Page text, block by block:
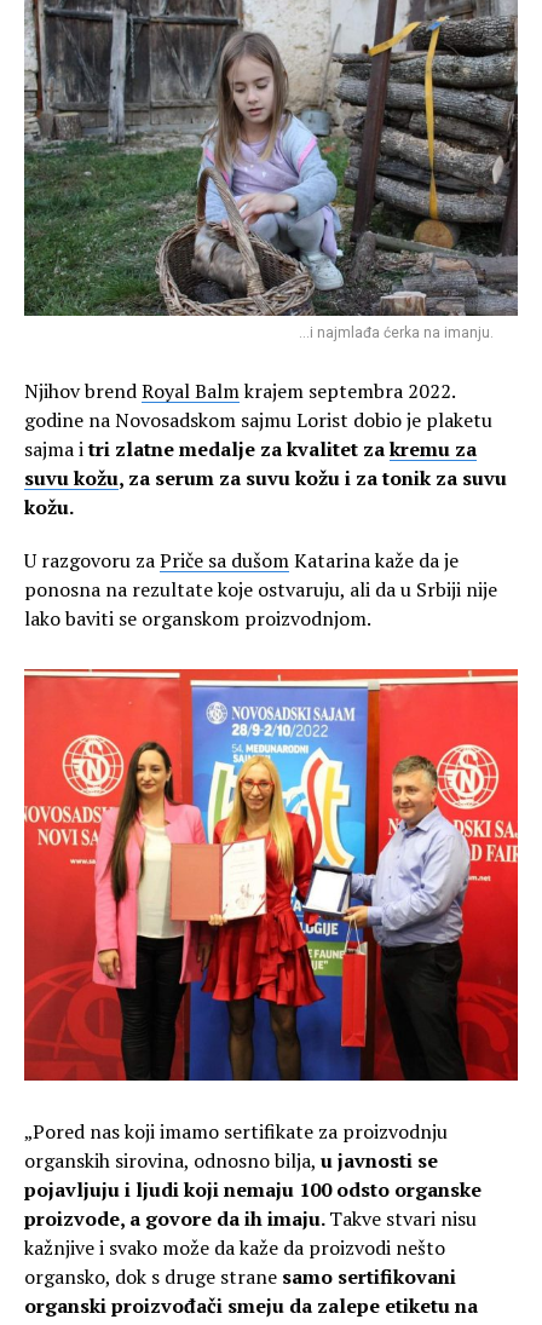
…i najmlađa ćerka na imanju.
Njihov brendRoyal Balmkrajem septembra 2022.
godine na Novosadskom sajmu Lorist dobio je plaketu
sajma itri zlatne medalje za kvalitet zakremu za
suvu kožu, za serum za suvu kožu i za tonik za suvu
kožu.
U razgovoru zaPriče sa dušomKatarina kaže da je
ponosna na rezultate koje ostvaruju, ali da u Srbiji nije
lako baviti se organskom proizvodnjom.
„Pored nas koji imamo sertifikate za proizvodnju
organskih sirovina, odnosno bilja, u javnosti se
pojavljuju i ljudi koji nemaju 100 odsto organske
proizvode, a govore da ih imaju.Takve stvari nisu
kažnjive i svako može da kaže da proizvodi nešto
organsko, dok s druge strane samo sertifikovani
organski proizvođači smeju da zalepe etiketu na